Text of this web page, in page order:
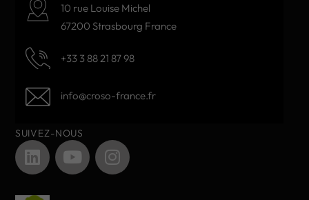
10 rue Louise Michel
67200 Strasbourg France
+33 3 88 21 87 98
info@croso-france.fr
SUIVEZ-NOUS